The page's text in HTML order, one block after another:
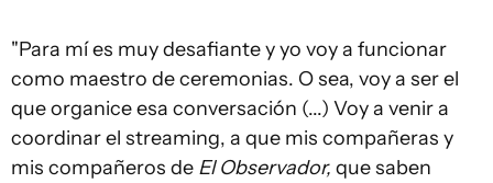
"Para mí es muy desafiante y yo voy a funcionar
como maestro de ceremonias. O sea, voy a ser el
que organice esa conversación (...) Voy a venir a
coordinar el streaming, a que mis compañeras y
mis compañeros de El Observador, que saben